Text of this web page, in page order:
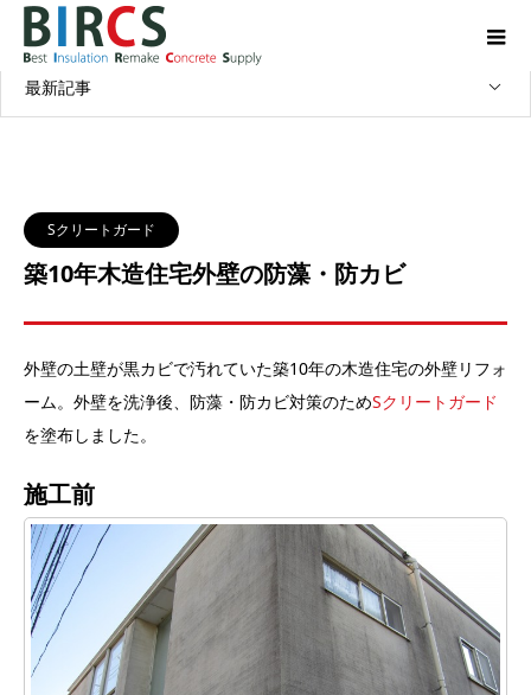
WORKS 施工実績
最新記事
Sクリートガード
築10年木造住宅外壁の防藻・防カビ
外壁の土壁が黒カビで汚れていた築10年の木造住宅の外壁リフォ
ーム。外壁を洗浄後、防藻・防カビ対策のためSクリートガード
を塗布しました。
施工前